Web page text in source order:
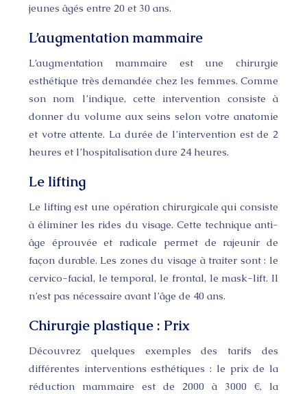
jeunes âgés entre 20 et 30 ans.
L’augmentation mammaire
L’augmentation mammaire est une chirurgie
esthétique très demandée chez les femmes. Comme
son nom l’indique, cette intervention consiste à
donner du volume aux seins selon votre anatomie
et votre attente. La durée de l’intervention est de 2
heures et l’hospitalisation dure 24 heures.
Le lifting
Le lifting est une opération chirurgicale qui consiste
à éliminer les rides du visage. Cette technique anti-
âge éprouvée et radicale permet de rajeunir de
façon durable. Les zones du visage à traiter sont : le
cervico-facial, le temporal, le frontal, le mask-lift. Il
n’est pas nécessaire avant l’âge de 40 ans.
Chirurgie plastique : Prix
Découvrez quelques exemples des tarifs des
différentes interventions esthétiques : le prix de la
réduction mammaire est de 2000 à 3000 €, la